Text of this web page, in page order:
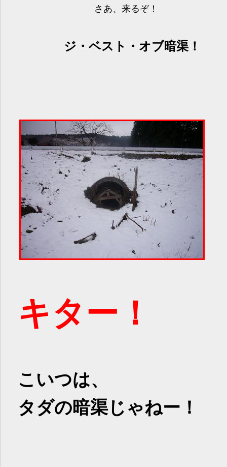
さあ、来るぞ！
ジ・ベスト・オブ暗渠！
キター！
こいつは、
タダの暗渠じゃねー！